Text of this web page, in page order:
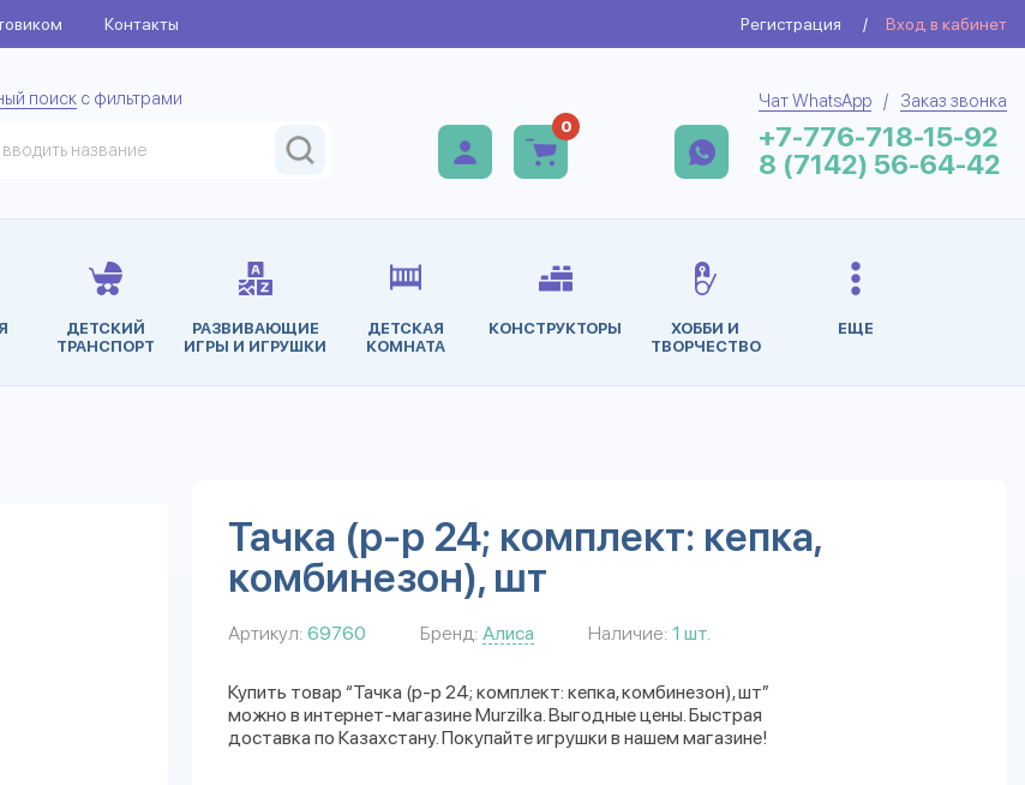
Контакты Регистрация / Вход в кабинет
поиск с фильтрами
0
Чат WhatsApp / Заказ звонка
+7-776-718-15-92
8 (7142) 56-64-42
ДЕТСКИЙ
ТРАНСПОРТ
РАЗВИВАЮЩИЕ
ИГРЫ И ИГРУШКИ
ДЕТСКАЯ
КОМНАТА
КОНСТРУКТОРЫ
ХОББИ И
ТВОРЧЕСТВО
ЕЩЕ
Тачка (р-р 24; комплект: кепка,
комбинезон), шт
Артикул: 69760 Бренд: Алиса Наличие: 1 шт.
Купить товар “Тачка (р-р 24; комплект: кепка, комбинезон), шт”
можно в интернет-магазине Murzilka. Выгодные цены. Быстрая
доставка по Казахстану. Покупайте игрушки в нашем магазине!